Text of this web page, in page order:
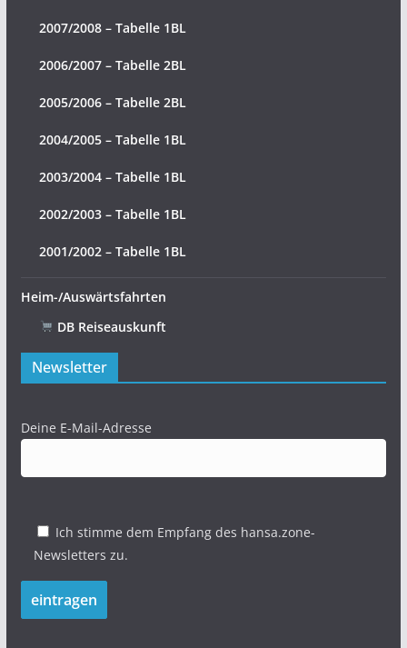
2007/2008 – Tabelle 1BL
2006/2007 – Tabelle 2BL
2005/2006 – Tabelle 2BL
2004/2005 – Tabelle 1BL
2003/2004 – Tabelle 1BL
2002/2003 – Tabelle 1BL
2001/2002 – Tabelle 1BL
Heim-/Auswärtsfahrten
DB Reiseauskunft
Newsletter
Deine E-Mail-Adresse
Ich stimme dem Empfang des hansa.zone-
Newsletters zu.